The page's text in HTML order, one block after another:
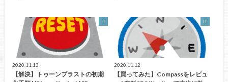
IT
2020.11.13
【解決】トゥーンブラストの初期
IT
2020.11.12
【買ってみた】Compassをレビュ